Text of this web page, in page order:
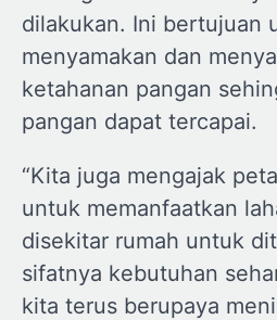
dilakukan. Ini bertujuan
menyamakan dan
ketahanan pangan
pangan dapat tercapai.
“Kita juga mengajak
untuk memanfaatkan
disekitar rumah untuk
sifatnya kebutuhan
kita terus berupaya